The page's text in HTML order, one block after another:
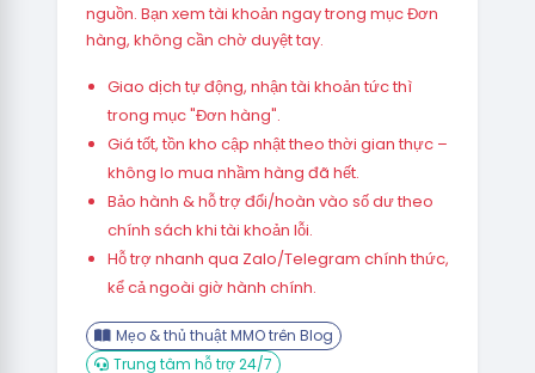
nguồn. Bạn xem tài khoản ngay trong mục Đơn
hàng, không cần chờ duyệt tay.
Giao dịch tự động, nhận tài khoản tức thì
trong mục "Đơn hàng".
Giá tốt, tồn kho cập nhật theo thời gian thực –
không lo mua nhầm hàng đã hết.
Bảo hành & hỗ trợ đổi/hoàn vào số dư theo
chính sách khi tài khoản lỗi.
Hỗ trợ nhanh qua Zalo/Telegram chính thức,
kể cả ngoài giờ hành chính.
Mẹo & thủ thuật MMO trên Blog
Trung tâm hỗ trợ 24/7